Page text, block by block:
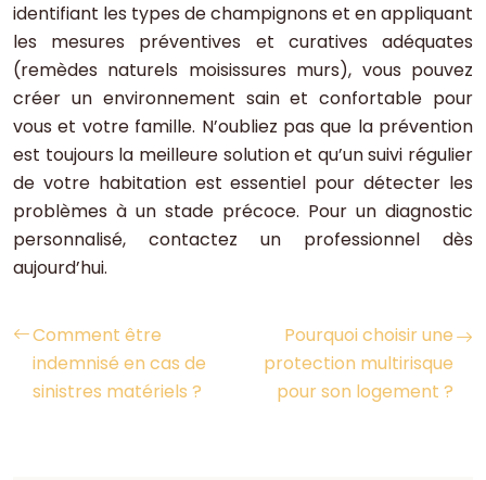
identifiant les types de champignons et en appliquant
les mesures préventives et curatives adéquates
(remèdes naturels moisissures murs), vous pouvez
créer un environnement sain et confortable pour
vous et votre famille. N’oubliez pas que la prévention
est toujours la meilleure solution et qu’un suivi régulier
de votre habitation est essentiel pour détecter les
problèmes à un stade précoce. Pour un diagnostic
personnalisé, contactez un professionnel dès
aujourd’hui.
Comment être
indemnisé en cas de
sinistres matériels ?
Pourquoi choisir une
protection multirisque
pour son logement ?